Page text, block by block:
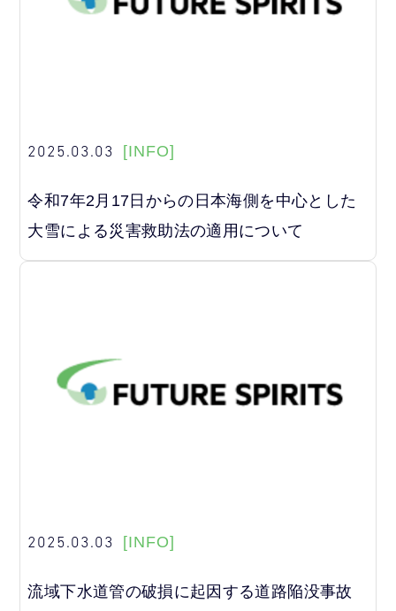
2025.03.03 [INFO]
令和7年2月17日からの日本海側を中心とした
大雪による災害救助法の適用について
2025.03.03 [INFO]
流域下水道管の破損に起因する道路陥没事故